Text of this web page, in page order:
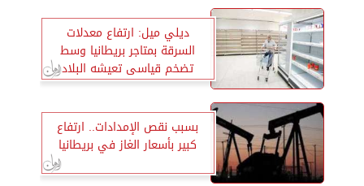
ديلي ميل: ارتفاع معدلات
السرقة بمتاجر بريطانيا وسط
تضخم قياسى تعيشه البلاد
بسبب نقص الإمدادات.. ارتفاع
كبير بأسعار الغاز في بريطانيا